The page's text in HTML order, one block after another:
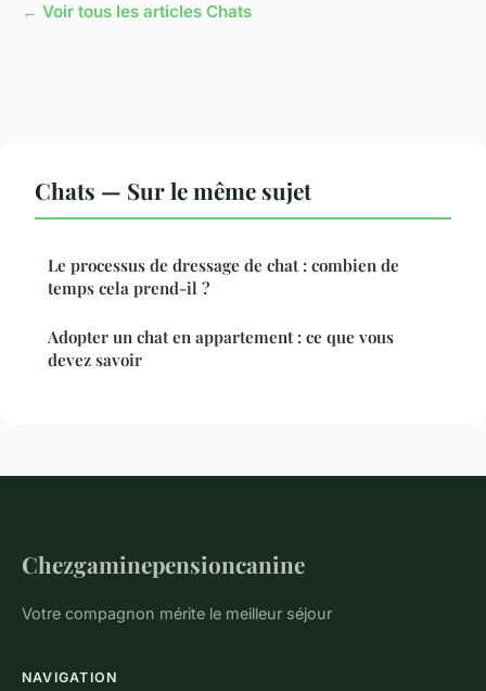
← Voir tous les articles Chats
Chats — Sur le même sujet
Le processus de dressage de chat : combien de
temps cela prend-il ?
Adopter un chat en appartement : ce que vous
devez savoir
Chezgaminepensioncanine
Votre compagnon mérite le meilleur séjour
NAVIGATION